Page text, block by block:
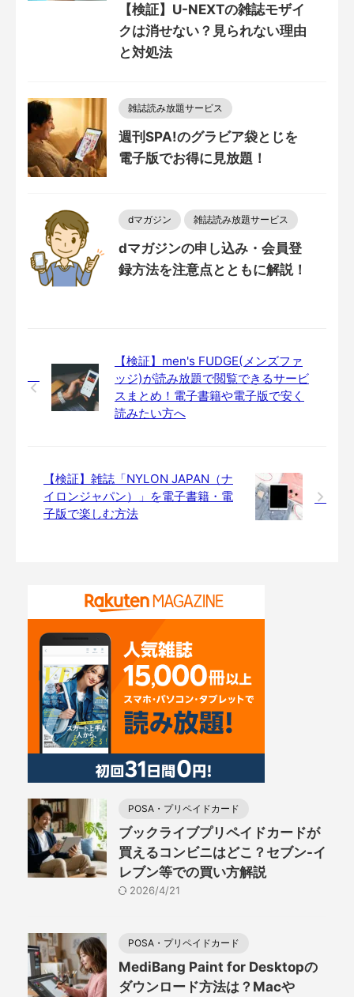
【検証】U-NEXTの雑誌モザイ
クは消せない？見られない理由
と対処法
雑誌読み放題サービス
週刊SPA!のグラビア袋とじを
電子版でお得に見放題！
dマガジン 雑誌読み放題サービス
dマガジンの申し込み・会員登
録方法を注意点とともに解説！
【検証】men's FUDGE(メンズファ
ッジ)が読み放題で閲覧できるサービ
スまとめ！電子書籍や電子版で安く
読みたい方へ
【検証】雑誌「NYLON JAPAN（ナ
イロンジャパン）」を電子書籍・電
子版で楽しむ方法
POSA・プリペイドカード
ブックライブプリペイドカードが
買えるコンビニはどこ？セブン-イ
レブン等での買い方解説
2026/4/21
POSA・プリペイドカード
MediBang Paint for Desktopの
ダウンロード方法は？Macや